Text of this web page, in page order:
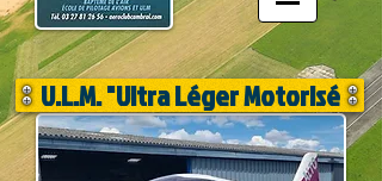
U.L.M. "Ultra Léger Motorisé